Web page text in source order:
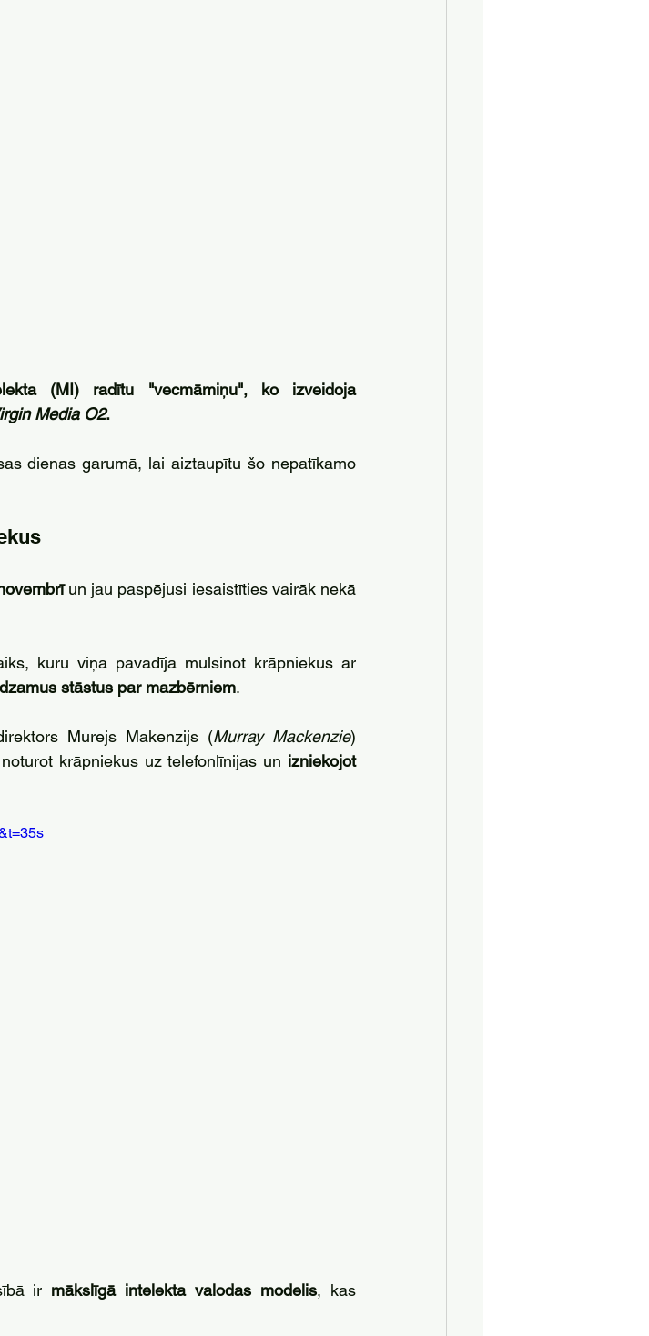
(MI) radītu "vecmāmiņu", ko izveidoja
Media O2.
dienas garumā, lai aiztaupītu šo nepatīkamo
stāstus par mazbērniem.
Murejs Makenzijs (Murray Mackenzie)
krāpniekus uz telefonlīnijas un izniekojot
ir mākslīgā intelekta valodas modelis, kas